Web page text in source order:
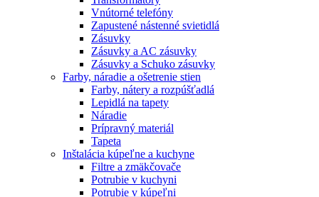
Vnútorné telefóny
Zapustené nástenné svietidlá
Zásuvky
Zásuvky a AC zásuvky
Zásuvky a Schuko zásuvky
Farby, náradie a ošetrenie stien
Farby, nátery a rozpúšťadlá
Lepidlá na tapety
Náradie
Prípravný materiál
Tapeta
Inštalácia kúpeľne a kuchyne
Filtre a zmäkčovače
Potrubie v kuchyni
Potrubie v kúpeľni